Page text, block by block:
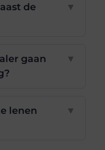
de
▼
gaan
▼
lenen
▼